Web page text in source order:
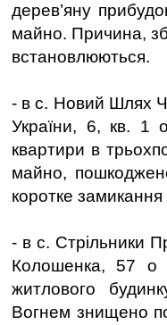
дерев’яну
майно. Причина,
встановлюються.
- в с. Новий Шлях
України, 6, кв. 1
квартири в
майно,
коротке
- в с. Стрільники
Колошенка, 57 о
житлового
Вогнем знищено